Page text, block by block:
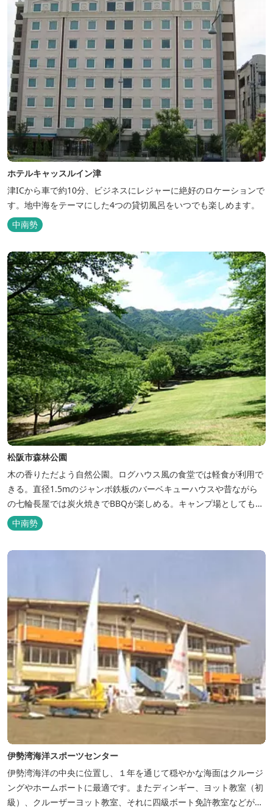
ホテルキャッスルイン津
津ICから車で約10分、ビジネスにレジャーに絶好のロケーションで
す。地中海をテーマにした4つの貸切風呂をいつでも楽しめます。
中南勢
松阪市森林公園
木の香りただよう自然公園。ログハウス風の食堂では軽食が利用で
きる。直径1.5mのジャンボ鉄板のバーベキューハウスや昔ながら
の七輪長屋では炭火焼きでBBQが楽しめる。キャンプ場としても人
気で、週末は多くのキャンパーでにぎわっている。バンガローや5
タイプのテントサイトがある。展望台からは市街が一望できる。ま
た桜の時期は、多くの人々でにぎわう。 バーベキューの食材は持ち
中南勢
伊勢湾海洋スポーツセンター
伊勢湾海洋の中央に位置し、１年を通じて穏やかな海面はクルージ
ングやホームポートに最適です。またディンギー、ヨット教室（初
級）、クルーザーヨット教室、それに四級ボート免許教室などが開